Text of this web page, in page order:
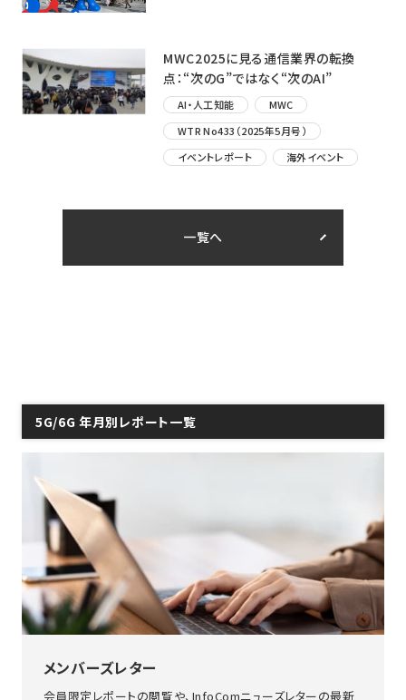
MWC2025に見る通信業界の転換
点：“次のG”ではなく“次のAI”
AI・人工知能
MWC
WTR No433（2025年5月号）
イベントレポート
海外イベント
一覧へ
5G/6G 年月別レポート一覧
メンバーズレター
会員限定レポートの閲覧や、InfoComニューズレターの最新